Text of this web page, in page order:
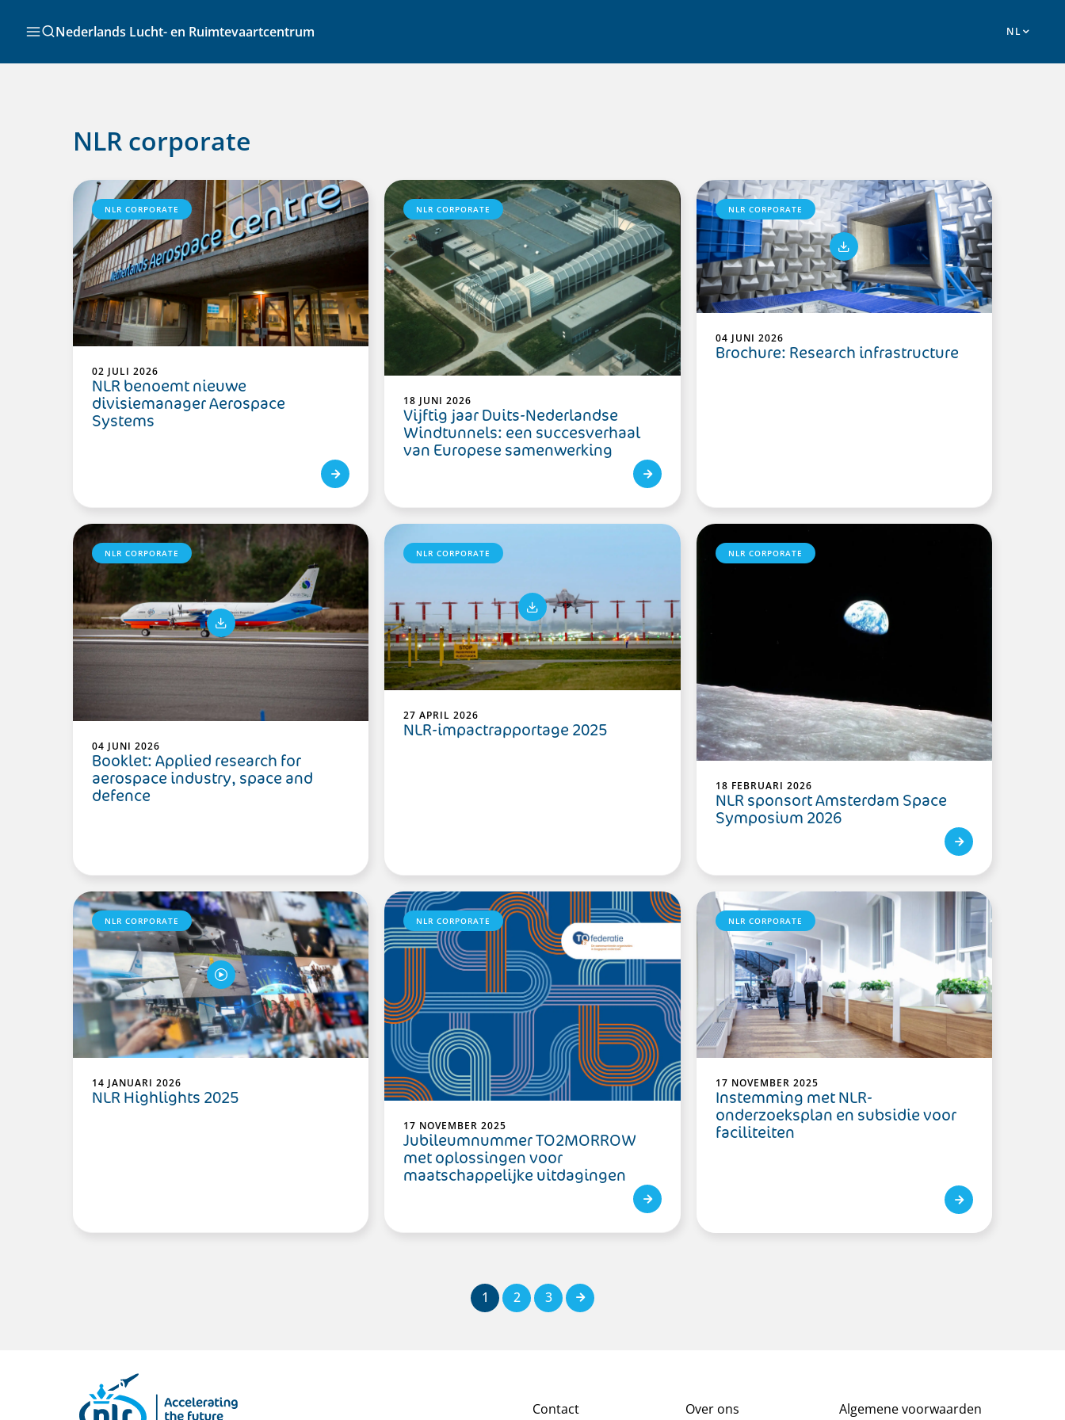
naar
inhoud
Zoeken
Nederlands Lucht- en Ruimtevaartcentrum
NLR corporate
NLR CORPORATE
02 JULI 2026
NLR benoemt nieuwe
divisiemanager Aerospace
Systems
NLR CORPORATE
18 JUNI 2026
Vijftig jaar Duits-Nederlandse
Windtunnels: een succesverhaal
van Europese samenwerking
NLR CORPORATE
04 JUNI 2026
Brochure: Research infrastructure
NLR CORPORATE
04 JUNI 2026
Booklet: Applied research for
aerospace industry, space and
defence
NLR CORPORATE
27 APRIL 2026
NLR-impactrapportage 2025
NLR CORPORATE
18 FEBRUARI 2026
NLR sponsort Amsterdam Space
Symposium 2026
NLR CORPORATE
14 JANUARI 2026
NLR Highlights 2025
NLR CORPORATE
17 NOVEMBER 2025
Jubileumnummer TO2MORROW
met oplossingen voor
maatschappelijke uitdagingen
NLR CORPORATE
17 NOVEMBER 2025
Instemming met NLR-
onderzoeksplan en subsidie voor
faciliteiten
1 2 3 Volgende
Contact
Over ons
Algemene voorwaarden